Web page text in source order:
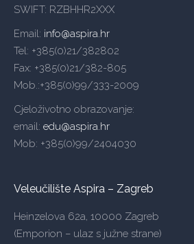
SWIFT: RZBHHR2XXX
Email: info@aspira.hr
Tel: +385(0)21/382802
Fax: +385(0)21/382-805
Mob.:+385(0)99/333-2009
Cjeloživotno obrazovanje:
email: edu@aspira.hr
Mob: +385(0)99/2404030
Veleučilište Aspira – Zagreb
Heinzelova 62a, 10000 Zagreb
(Emporion – ulaz s južne strane)